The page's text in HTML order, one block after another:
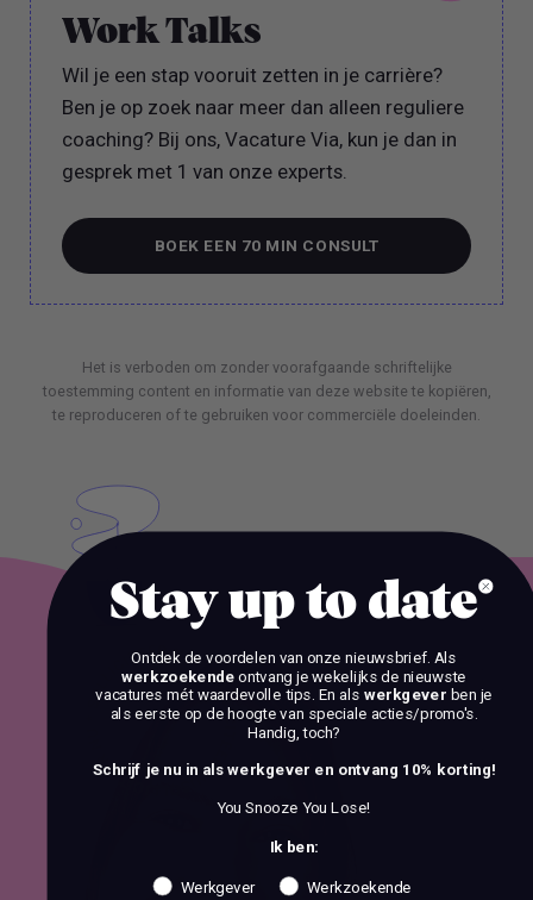
Work Talks
Wil je een stap vooruit zetten in je carrière?
Ben je op zoek naar meer dan alleen reguliere
coaching? Bij ons, Vacature Via, kun je dan in
gesprek met 1 van onze experts.
BOEK EEN 70 MIN CONSULT
BOEK EEN 70 MIN CONSULT
Het is verboden om zonder voorafgaande schriftelijke
toestemming content en informatie van deze website te kopiëren,
te reproduceren of te gebruiken voor commerciële doeleinden.
Stay up to date
Ontdek de voordelen van onze nieuwsbrief. Als
werkzoekendeontvang je wekelijks de nieuwste
vacatures mét waardevolle tips. En als werkgever ben je
als eerste op de hoogte van speciale acties/promo's.
Handig, toch?
Schrijf je nu in als werkgever en ontvang 10% korting!
You Snooze You Lose!
Ik ben:
Werkgever Werkzoekende